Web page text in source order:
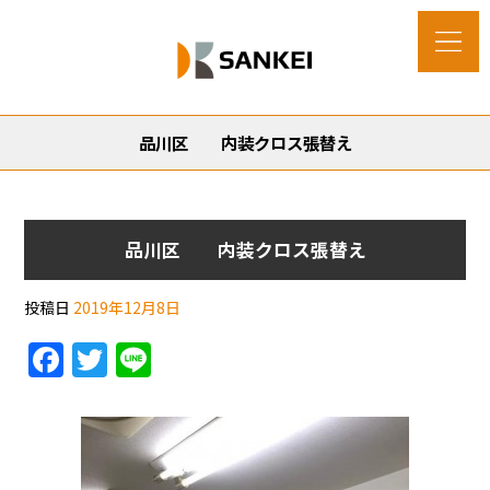
品川区 内装クロス張替え
品川区 内装クロス張替え
投稿日 2019年12月8日
F
c
e
T
itt
er
e